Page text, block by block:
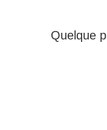
Quelque